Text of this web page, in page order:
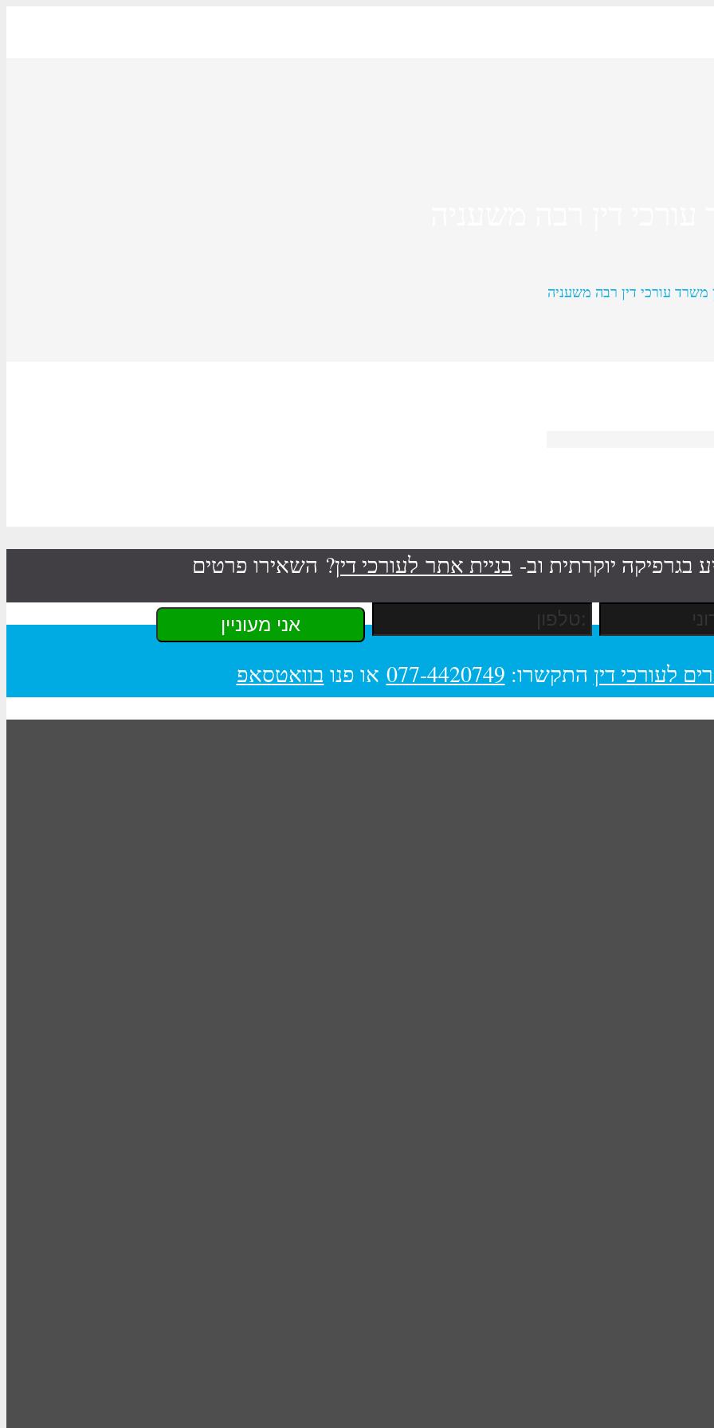
דין רבה משעניה
משרד עורכי דין רבה משעניה
בגרפיקה יוקרתית וב- בניית אתר לעורכי דין? השאירו פרטים
לעורכי דין התקשרו: 077-4420749 או פנו בוואטסאפ